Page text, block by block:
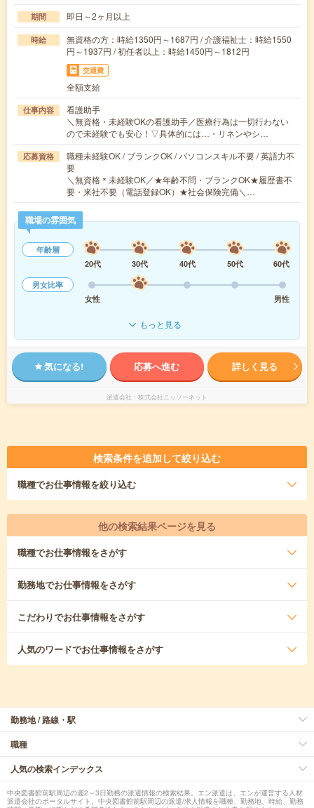
期間 即日～2ヶ月以上
時給
無資格の方：時給1350円～1687円 / 介護福祉士：時給1550
円～1937円 / 初任者以上：時給1450円～1812円
交通費
全額支給
仕事内容
看護助手
＼無資格・未経験OKの看護助手／医療行為は一切行わない
ので未経験でも安心！▽具体的には…・リネンやシ…
応募資格
職種未経験OK / ブランクOK / パソコンスキル不要 / 英語力不
要
＼無資格＊未経験OK／★年齢不問・ブランクOK★履歴書不
要・来社不要（電話登録OK）★社会保険完備＼…
職場の雰囲気
年齢層
20代
30代 40代 50代
60代
男女比率
女性
男性
もっと見る
気になる! 応募へ進む 詳しく見る
派遣会社 株式会社ニッソーネット
検索条件を追加して絞り込む
職種でお仕事情報を絞り込む
他の検索結果ページを見る
職種でお仕事情報をさがす
勤務地でお仕事情報をさがす
こだわりでお仕事情報をさがす
人気のワードでお仕事情報をさがす
勤務地 / 路線・駅
職種
人気の検索インデックス
中央図書館前駅周辺の週2～3日勤務の派遣情報の検索結果。エン派遣は、エンが運営する人材
派遣会社のポータルサイト。中央図書館前駅周辺の派遣/求人情報を職種、勤務地、時給、勤務